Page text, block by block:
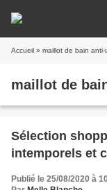
Accueil » maillot de bain anti-
maillot de
Sélection
intemporels et
Publié le 25/08/2020 à